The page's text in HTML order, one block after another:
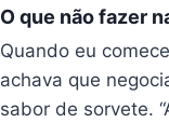
O que não fazer
Quando eu
achava que
sabor de sorvete.